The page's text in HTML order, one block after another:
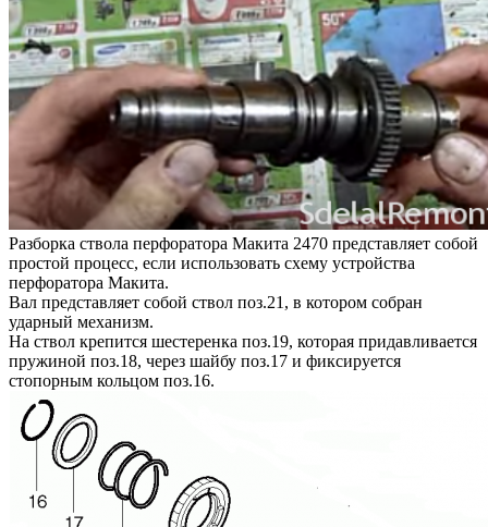
Разборка ствола перфоратора Макита 2470 представляет собой
простой процесс, если использовать схему устройства
перфоратора Макита.
Вал представляет собой ствол поз.21, в котором собран
ударный механизм.
На ствол крепится шестеренка поз.19, которая придавливается
пружиной поз.18, через шайбу поз.17 и фиксируется
стопорным кольцом поз.16.